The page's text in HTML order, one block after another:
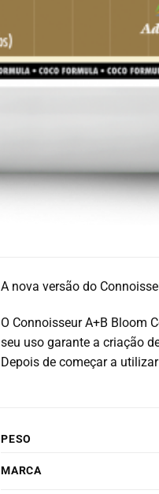
A nova versão do
O Connoisseur A+B Bloom
seu uso garante a criação
Depois de começar a
PESO
MARCA